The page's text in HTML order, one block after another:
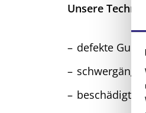
Unsere
defekte
beschädigte